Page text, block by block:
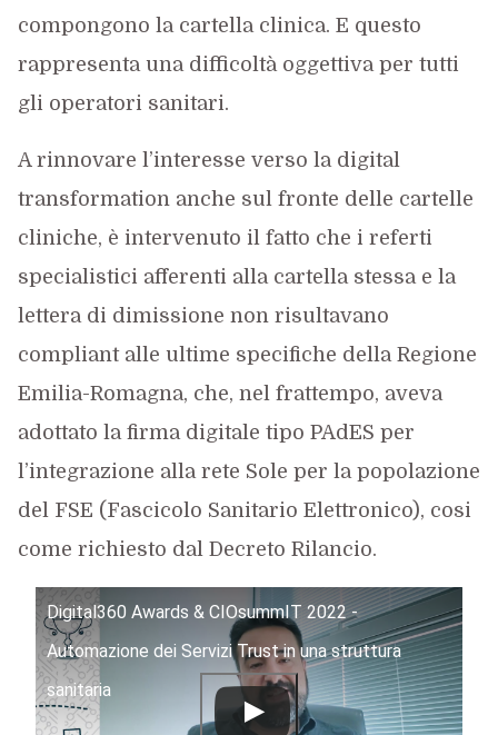
compongono la cartella clinica. E questo
rappresenta una difficoltà oggettiva per tutti
gli operatori sanitari.
A rinnovare l’interesse verso la digital
transformation anche sul fronte delle cartelle
cliniche, è intervenuto il fatto che i referti
specialistici afferenti alla cartella stessa e la
lettera di dimissione non risultavano
compliant alle ultime specifiche della Regione
Emilia-Romagna, che, nel frattempo, aveva
adottato la firma digitale tipo PAdES per
l’integrazione alla rete Sole per la popolazione
del FSE (Fascicolo Sanitario Elettronico), cosi
come richiesto dal Decreto Rilancio.
Digital360 Awards & CIOsummIT 2022 -
Automazione dei Servizi Trust in una struttura
sanitaria